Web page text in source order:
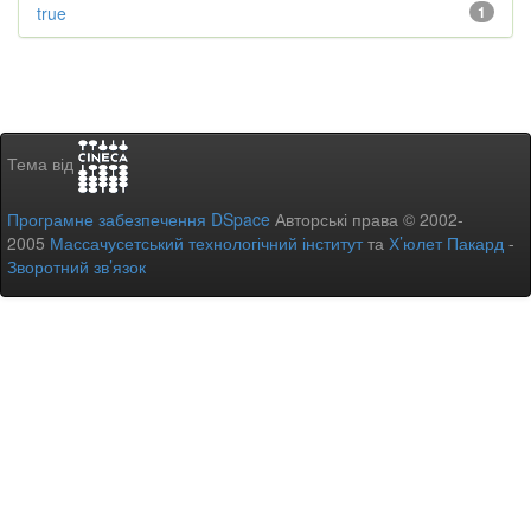
1
true
Тема від
Програмне забезпечення DSpace Авторські права © 2002-
2005 Массачусетський технологічний інститутта Х’юлет Пакард -
Зворотний зв’язок